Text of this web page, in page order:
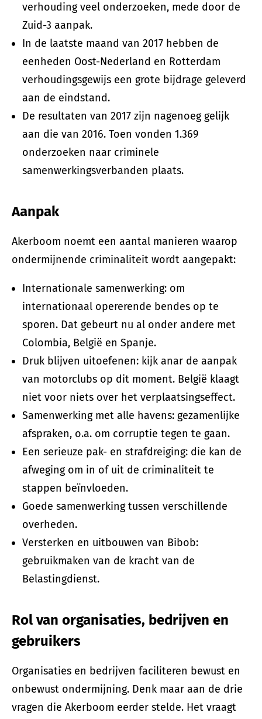
verhouding veel onderzoeken, mede door de
Zuid-3 aanpak.
In de laatste maand van 2017 hebben de
eenheden Oost-Nederland en Rotterdam
verhoudingsgewijs een grote bijdrage geleverd
aan de eindstand.
De resultaten van 2017 zijn nagenoeg gelijk
aan die van 2016. Toen vonden 1.369
onderzoeken naar criminele
samenwerkingsverbanden plaats.
Aanpak
Akerboom noemt een aantal manieren waarop
ondermijnende criminaliteit wordt aangepakt:
Internationale samenwerking: om
internationaal opererende bendes op te
sporen. Dat gebeurt nu al onder andere met
Colombia, België en Spanje.
Druk blijven uitoefenen: kijk anar de aanpak
van motorclubs op dit moment. België klaagt
niet voor niets over het verplaatsingseffect.
Samenwerking met alle havens: gezamenlijke
afspraken, o.a. om corruptie tegen te gaan.
Een serieuze pak- en strafdreiging: die kan de
afweging om in of uit de criminaliteit te
stappen beïnvloeden.
Goede samenwerking tussen verschillende
overheden.
Versterken en uitbouwen van Bibob:
gebruikmaken van de kracht van de
Belastingdienst.
Rol van organisaties, bedrijven en
gebruikers
Organisaties en bedrijven faciliteren bewust en
onbewust ondermijning. Denk maar aan de drie
vragen die Akerboom eerder stelde. Het vraagt